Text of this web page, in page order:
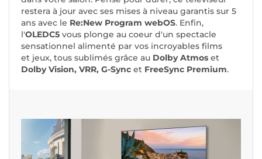
restera à jour avec ses mises à niveau garantis sur 5
ans avec le Re:New Program webOS. Enfin,
l'OLEDC5 vous plonge au coeur d'un spectacle
sensationnel alimenté par vos incroyables films
et jeux, tous sublimés grâce au Dolby Atmos et
Dolby Vision, VRR, G-Sync et FreeSync Premium.